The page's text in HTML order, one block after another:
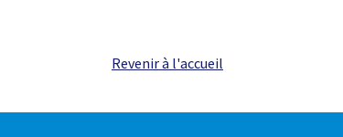
Revenir à l'accueil